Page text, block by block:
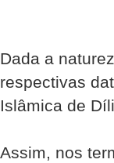
Dada a
respectivas
Islâmica de
Assim, nos